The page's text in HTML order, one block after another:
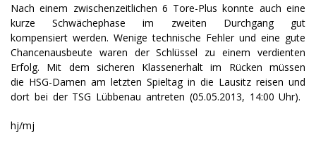
Nach einem zwischenzeitlichen 6 Tore-Plus konnte auch eine
kurze Schwächephase im zweiten Durchgang gut
kompensiert werden. Wenige technische Fehler und eine gute
Chancenausbeute waren der Schlüssel zu einem verdienten
Erfolg. Mit dem sicheren Klassenerhalt im Rücken müssen
die HSG-Damen am letzten Spieltag in die Lausitz reisen und
dort bei der TSG Lübbenau antreten (05.05.2013, 14:00 Uhr).
hj/mj